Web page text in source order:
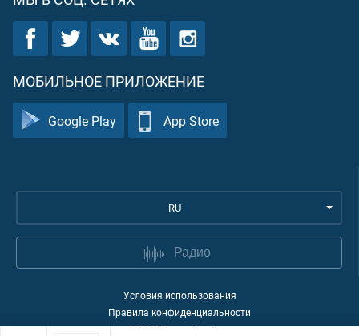
МОБИЛЬНОЕ ПРИЛОЖЕНИЕ
Google Play App Store
RU
Радио
Условия использования
Правила конфиденциальности
©2026Quran Academy